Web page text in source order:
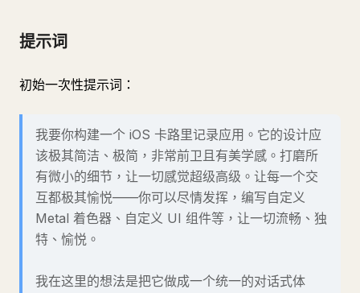
提示词
初始一次性提示词：
我要你构建一个 iOS 卡路里记录应用。它的设计应
该极其简洁、极简，非常前卫且有美学感。打磨所
有微小的细节，让一切感觉超级高级。让每一个交
互都极其愉悦——你可以尽情发挥，编写自定义
Metal 着色器、自定义 UI 组件等，让一切流畅、独
特、愉悦。
我在这里的想法是把它做成一个统一的对话式体